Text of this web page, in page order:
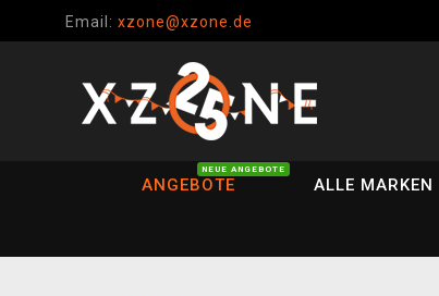
Email: xzone@xzone.de
ANGEBOTE
NEUE ANGEBOTE
ALLE MARKEN